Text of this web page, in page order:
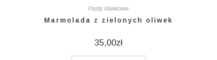
Pasty oliwkowe
Marmolada z zielonych oliwek
35,00zł